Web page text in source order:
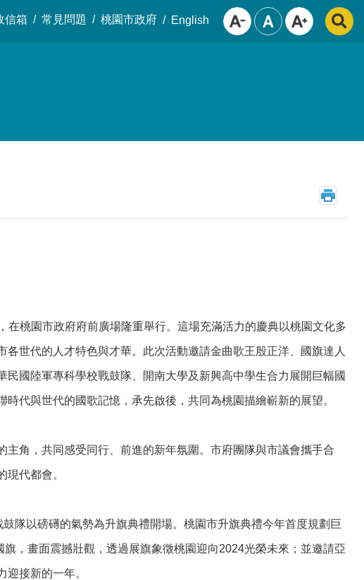
信箱 常見問題 桃園市政府 English
在桃園市政府府前廣場隆重舉行。這場充滿活力的慶典以桃園文化多
世代的人才特色與才華。此次活動邀請金曲歌王殷正洋、國旗達人
國陸軍專科學校戰鼓隊、開南大學及新興高中學生合力展開巨幅國
代與世代的國歌記憶，承先啟後，共同為桃園描繪嶄新的展望。
角，共同感受同行、前進的新年氛圍。市府團隊與市議會攜手合
代都會。
隊以磅礡的氣勢為升旗典禮開場。桃園市升旗典禮今年首度規劃巨
，畫面震撼壯觀，透過展旗象徵桃園迎向2024光榮未來；並邀請亞
接新的一年。